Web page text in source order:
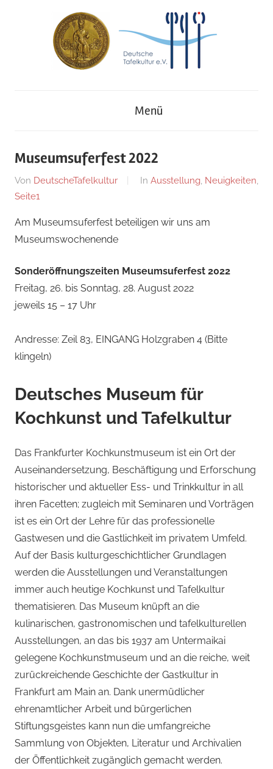
e.V.
Tafelkultur
Menü
Museumsuferfest 2022
Am
26.
2022
Von DeutscheTafelkultur In Ausstellung, Neuigkeiten,
Seite1
Am Museumsuferfest beteiligen wir uns am
Museumswochenende
Sonderöffnungszeiten Museumsuferfest 2022
Freitag, 26. bis Sonntag, 28. August 2022
jeweils 15 – 17 Uhr
Andresse: Zeil 83, EINGANG Holzgraben 4 (Bitte
klingeln)
Deutsches Museum für
Kochkunst und Tafelkultur
Das Frankfurter Kochkunstmuseum ist ein Ort der
Auseinandersetzung, Beschäftigung und Erforschung
historischer und aktueller Ess- und Trinkkultur in all
ihren Facetten; zugleich mit Seminaren und Vorträgen
ist es ein Ort der Lehre für das professionelle
Gastwesen und die Gastlichkeit im privatem Umfeld.
Auf der Basis kulturgeschichtlicher Grundlagen
werden die Ausstellungen und Veranstaltungen
immer auch heutige Kochkunst und Tafelkultur
thematisieren. Das Museum knüpft an die
kulinarischen, gastronomischen und tafelkulturellen
Ausstellungen, an das bis 1937 am Untermaikai
gelegene Kochkunstmuseum und an die reiche, weit
zurückreichende Geschichte der Gastkultur in
Frankfurt am Main an. Dank unermüdlicher
ehrenamtlicher Arbeit und bürgerlichen
Stiftungsgeistes kann nun die umfangreiche
Sammlung von Objekten, Literatur und Archivalien
der Öffentlichkeit zugänglich gemacht werden.